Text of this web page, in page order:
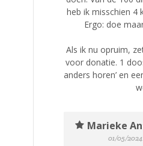
heb ik misschien 4
Ergo: doe
Als ik nu opruim,
voor donatie. 1
anders horen’ en
Marieke
01/05/